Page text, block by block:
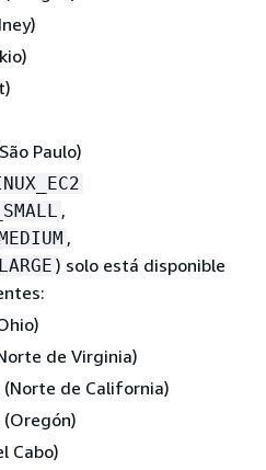
Paulo)
,
,
) solo está disponible
de Virginia)
(Norte de California)
(Oregón)
Cabo)